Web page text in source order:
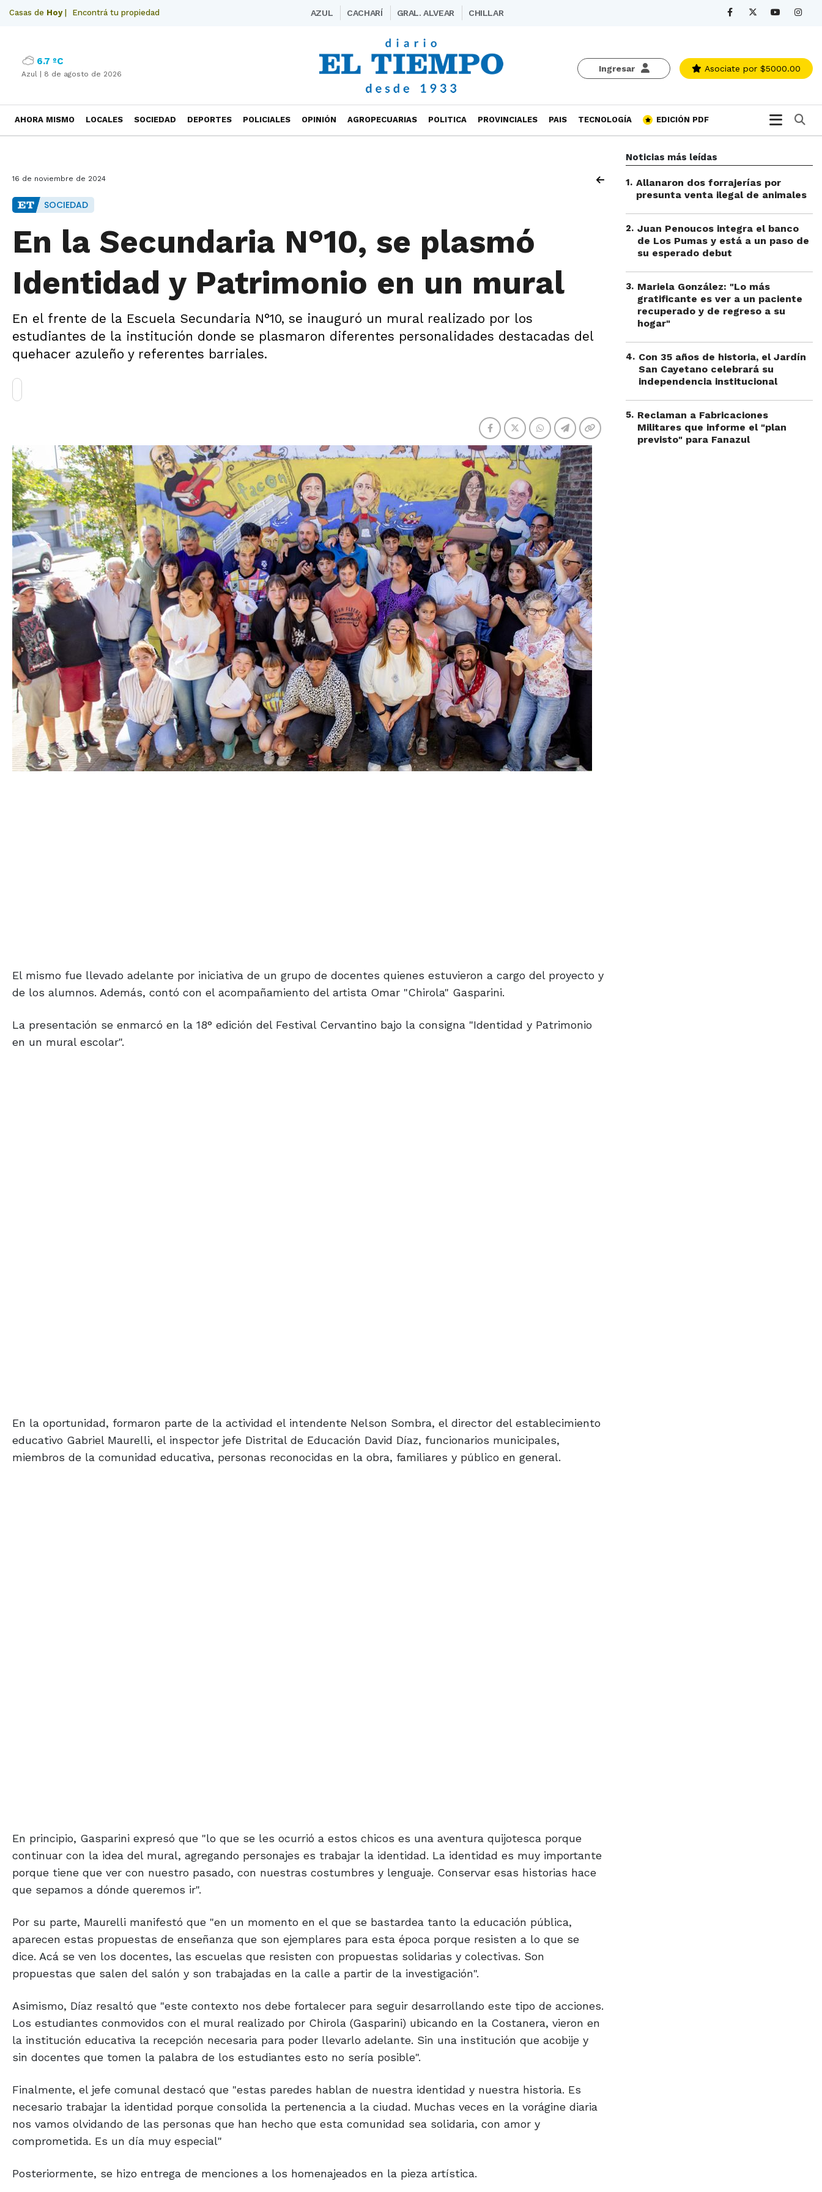
Casas de Hoy| Encontrá tu propiedad AZUL CACHARÍ GRAL. ALVEAR CHILLAR
Ingresar Asociate por $5000.00
6.7 ºC
Azul | 8 de agosto de 2026
AHORA MISMO LOCALES SOCIEDAD DEPORTES POLICIALES OPINIÓN AGROPECUARIAS POLITICA PROVINCIALES PAIS TECNOLOGÍA EDICIÓN PDF
16 de noviembre de 2024
SOCIEDAD
En la Secundaria N°10, se plasmó
Identidad y Patrimonio en un mural
En el frente de la Escuela Secundaria N°10, se inauguró un mural realizado por los
estudiantes de la institución donde se plasmaron diferentes personalidades destacadas del
quehacer azuleño y referentes barriales.
El mismo fue llevado adelante por iniciativa de un grupo de docentes quienes estuvieron a cargo del proyecto y
de los alumnos. Además, contó con el acompañamiento del artista Omar "Chirola" Gasparini.
La presentación se enmarcó en la 18° edición del Festival Cervantino bajo la consigna "Identidad y Patrimonio
en un mural escolar".
En la oportunidad, formaron parte de la actividad el intendente Nelson Sombra, el director del establecimiento
educativo Gabriel Maurelli, el inspector jefe Distrital de Educación David Díaz, funcionarios municipales,
miembros de la comunidad educativa, personas reconocidas en la obra, familiares y público en general.
En principio, Gasparini expresó que "lo que se les ocurrió a estos chicos es una aventura quijotesca porque
continuar con la idea del mural, agregando personajes es trabajar la identidad. La identidad es muy importante
porque tiene que ver con nuestro pasado, con nuestras costumbres y lenguaje. Conservar esas historias hace
que sepamos a dónde queremos ir".
Por su parte, Maurelli manifestó que "en un momento en el que se bastardea tanto la educación pública,
aparecen estas propuestas de enseñanza que son ejemplares para esta época porque resisten a lo que se
dice. Acá se ven los docentes, las escuelas que resisten con propuestas solidarias y colectivas. Son
propuestas que salen del salón y son trabajadas en la calle a partir de la investigación".
Asimismo, Díaz resaltó que "este contexto nos debe fortalecer para seguir desarrollando este tipo de acciones.
Los estudiantes conmovidos con el mural realizado por Chirola (Gasparini) ubicando en la Costanera, vieron en
la institución educativa la recepción necesaria para poder llevarlo adelante. Sin una institución que acobije y
sin docentes que tomen la palabra de los estudiantes esto no sería posible".
Finalmente, el jefe comunal destacó que "estas paredes hablan de nuestra identidad y nuestra historia. Es
necesario trabajar la identidad porque consolida la pertenencia a la ciudad. Muchas veces en la vorágine diaria
nos vamos olvidando de las personas que han hecho que esta comunidad sea solidaria, con amor y
comprometida. Es un día muy especial"
Posteriormente, se hizo entrega de menciones a los homenajeados en la pieza artística.
Noticias más leídas
1. Allanaron dos forrajerías por
presunta venta ilegal de animales
2. Juan Penoucos integra el banco
de Los Pumas y está a un paso de
su esperado debut
3. Mariela González: "Lo más
gratificante es ver a un paciente
recuperado y de regreso a su
hogar"
4. Con 35 años de historia, el Jardín
San Cayetano celebrará su
independencia institucional
5. Reclaman a Fabricaciones
Militares que informe el "plan
previsto" para Fanazul